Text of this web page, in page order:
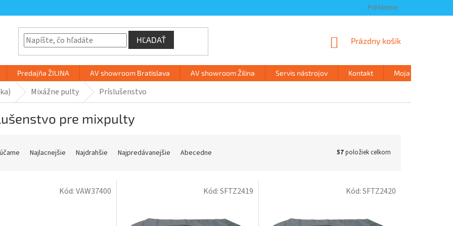
Prihlásenie
HĽADAŤ
NÁKUPNÝ
Prázdny košík
Predajňa ŽILINA AV showroom Bratislava AV showroom Žilina Servis nástrojov Kontakt Moja objednávka
Mixážne pulty Príslušenstvo
pre mixpulty
Najlacnejšie Najdrahšie Najpredávanejšie Abecedne 57položiek celkom
Kód:VAW37400 Kód:SFTZ2419 Kód:SFTZ2420